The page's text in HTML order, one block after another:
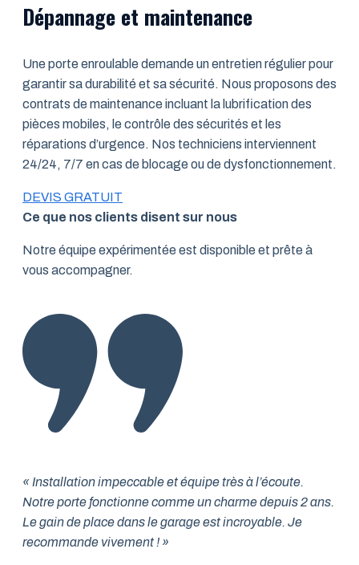
Dépannage et maintenance
Une porte enroulable demande un entretien régulier pour
garantir sa durabilité et sa sécurité. Nous proposons des
contrats de maintenance incluant la lubrification des
pièces mobiles, le contrôle des sécurités et les
réparations d’urgence. Nos techniciens interviennent
24/24, 7/7 en cas de blocage ou de dysfonctionnement.
DEVIS GRATUIT
Ce que nos clients disent sur nous
Notre équipe expérimentée est disponible et prête à
vous accompagner.
« Installation impeccable et équipe très à l’écoute.
Notre porte fonctionne comme un charme depuis 2 ans.
Le gain de place dans le garage est incroyable. Je
recommande vivement ! »